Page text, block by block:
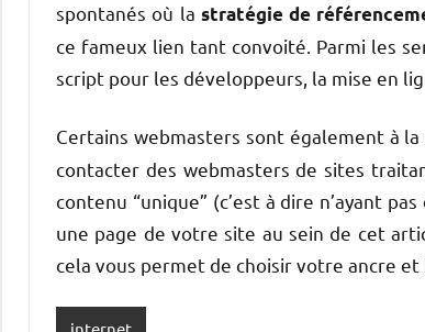
spontanés où la stratégie de
ce fameux lien tant convoité. Parmi les
script pour les développeurs, la mise en
Certains webmasters sont également à
contacter des webmasters de sites
contenu “unique” (c’est à dire n’ayant
une page de votre site au sein de cet
cela vous permet de choisir votre ancre